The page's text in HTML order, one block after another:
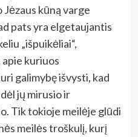
kūną varge
pats yra elgetaujantis
„išpuikėliai“,
apie kuriuos
galimybę išvysti, kad
jų mirusio ir
Tik tokioje meilėje glūdi
meilės troškulį, kurį